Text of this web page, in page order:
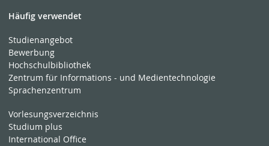
Häufig verwendet
Studienangebot
Bewerbung
Hochschulbibliothek
Zentrum für Informations - und Medientechnologie
Sprachenzentrum
Vorlesungsverzeichnis
Studium plus
International Office